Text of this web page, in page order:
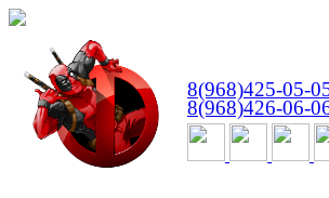
8(968)425-05-
8(968)426-06-